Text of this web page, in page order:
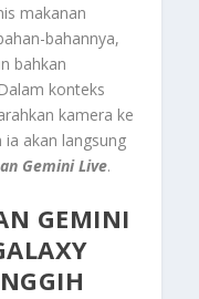
makanan
bahannya,
bahkan
konteks
kamera ke
akan langsung
Gemini Live.
GEMINI